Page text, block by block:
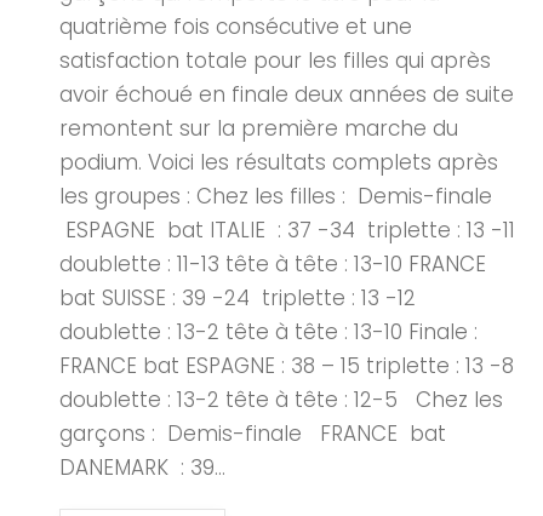
quatrième fois consécutive et une
satisfaction totale pour les filles qui après
avoir échoué en finale deux années de suite
remontent sur la première marche du
podium. Voici les résultats complets après
les groupes : Chez les filles : Demis-finale
ESPAGNE bat ITALIE : 37 -34 triplette : 13 -11
doublette : 11-13 tête à tête : 13-10 FRANCE
bat SUISSE : 39 -24 triplette : 13 -12
doublette : 13-2 tête à tête : 13-10 Finale :
FRANCE bat ESPAGNE : 38 – 15 triplette : 13 -8
doublette : 13-2 tête à tête : 12-5 Chez les
garçons : Demis-finale FRANCE bat
DANEMARK : 39...